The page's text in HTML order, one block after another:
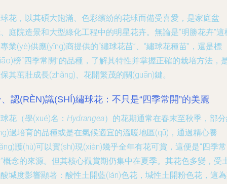
花，以其碩大飽滿、色彩繽紛的花球而備受喜愛，是家庭盆
庭院造景和大型綠化工程中的明星花卉。無論是“明勝花卉”這
業(yè)供應(yīng)商提供的“繡球花苗”、“繡球花種苗”，還是標
榜“四季常開”的品種，了解其特性并掌握正確的栽培方法，
其茁壯成長(zhǎng)、花開繁茂的關(guān)鍵。
認(RÈN)識(SHÍ)繡球花：不只是“四季常開”的美麗
花（學(xué)名： Hydrangea）的花期通常在春末至秋季，部
過培育的品種或是在氣候適宜的溫暖地區(qū)，通過精心養
護(hù)可以實(shí)現(xiàn)幾乎全年有花可賞，這便是“四季常
概念的來源。但其核心觀賞期仍集中在夏季。其花色多變，受
堿度影響顯著：酸性土開藍(lán)色花，堿性土開粉色花，這